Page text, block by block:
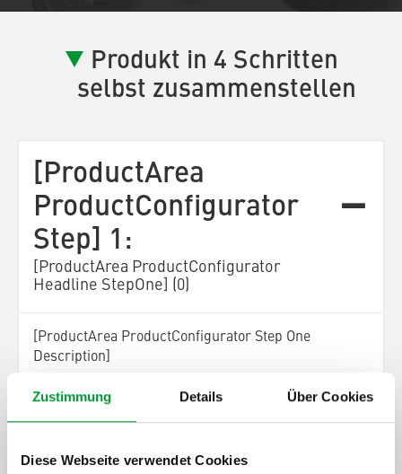
Zustimmung Details Über Cookies
Diese Webseite verwendet Cookies
Produkt in 4 Schritten
selbst zusammenstellen
[ProductArea
ProductConfigurator
Step] 1:
[ProductArea ProductConfigurator
Headline StepOne] (0)
[ProductArea ProductConfigurator Step One
Description]
[ProductArea
ProductConfigurator